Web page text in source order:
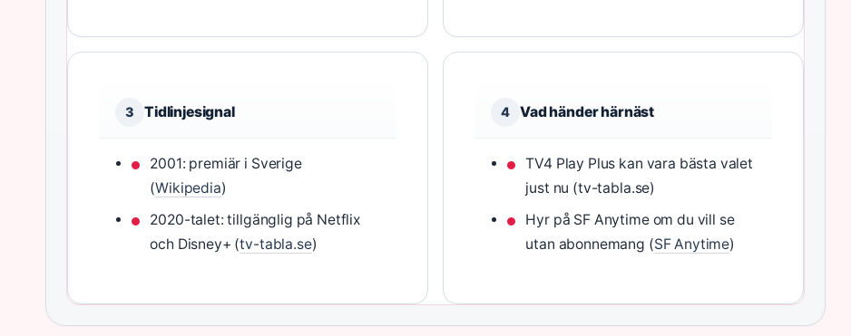
3 Tidlinjesignal
2001: premiär i Sverige
(Wikipedia)
2020-talet: tillgänglig på Netflix
och Disney+ (tv-tabla.se)
4 Vad händer härnäst
TV4 Play Plus kan vara bästa valet
just nu (tv-tabla.se)
Hyr på SF Anytime om du vill se
utan abonnemang (SF Anytime)